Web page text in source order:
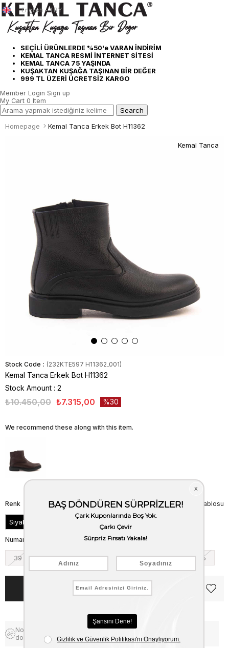
SEÇİLİ ÜRÜNLERDE %50'e VARAN İNDİRİM
KEMAL TANCA RESMİ İNTERNET SİTESİ
KEMAL TANCA 75 YAŞINDA
KUŞAKTAN KUŞAĞA TAŞINAN BİR DEĞER
999 TL ÜZERİ ÜCRETSİZ KARGO
English - TRY
Member Login Sign up
My Cart 0 Item
Homepage Kemal Tanca Erkek Bot H11362
Kemal Tanca
Stock Code (232KTE597 H11362_001)
Kemal Tanca Erkek Bot H11362
Stock Amount : 2
₺10.450,00 ₺7.315,00 30
We recommend these along with this item.
Beden Tablosu
Renk
Siyah
Numara
39 40 41 42 43 44 45
Notify me when the price goes
down